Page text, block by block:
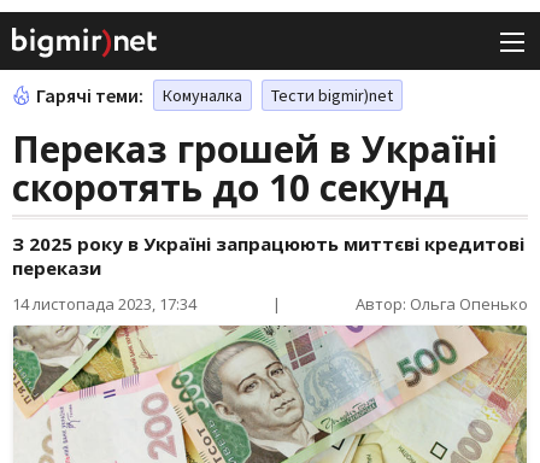
Гарячі теми: Комуналка Тести bigmir)net
Переказ грошей в Україні
скоротять до 10 секунд
З 2025 року в Україні запрацюють миттєві кредитові
перекази
14 листопада 2023, 17:34 | Автор: Ольга Опенько